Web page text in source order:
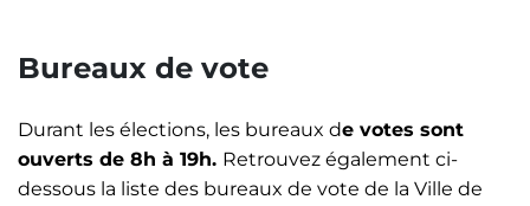
Bureaux de vote
Durant les élections, les bureaux de votes sont
ouverts de 8h à 19h. Retrouvez également ci-
dessous la liste des bureaux de vote de la Ville de